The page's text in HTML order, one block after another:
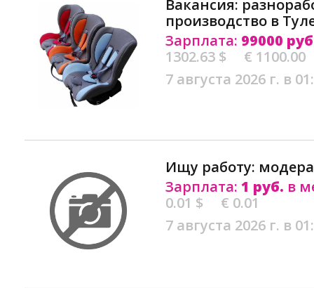
Вакансия:
производство в
Зарплата: 99000
1302.63 $
€ 1100.00
7 августа 2026 г. в
Ищу работу:
Зарплата: 1 руб. в
0.01 $
€ 0.01
7 августа 2026 г. в